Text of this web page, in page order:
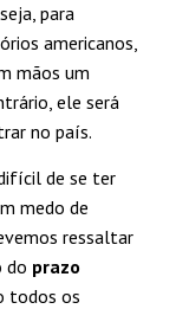
para
americanos,
mãos um
ele será
no país.
de se ter
medo de
ressaltar
do prazo
todos os